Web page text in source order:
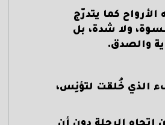
كما يتدرّج
ولا شدة، بل
والصدق.
الذي خُلقت لتؤنِس،